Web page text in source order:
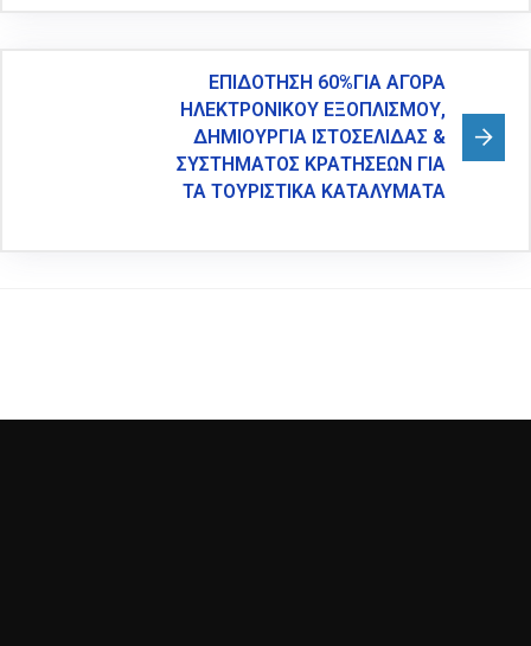
ΕΠΙΔΟΤΗΣΗ 60%ΓΙΑ ΑΓΟΡΑ
ΗΛΕΚΤΡΟΝΙΚΟΥ ΕΞΟΠΛΙΣΜΟΥ,
ΔΗΜΙΟΥΡΓΙΑ ΙΣΤΟΣΕΛΙΔΑΣ &
ΣΥΣΤΗΜΑΤΟΣ ΚΡΑΤΗΣΕΩΝ ΓΙΑ
ΤΑ ΤΟΥΡΙΣΤΙΚΑ ΚΑΤΑΛΥΜΑΤΑ